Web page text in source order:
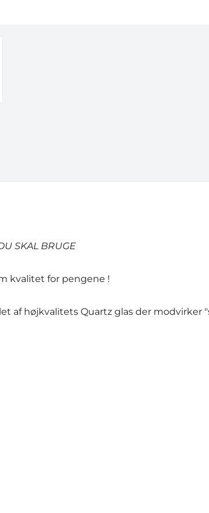
SKAL BRUGE
kvalitet for pengene !
af højkvalitets Quartz glas der